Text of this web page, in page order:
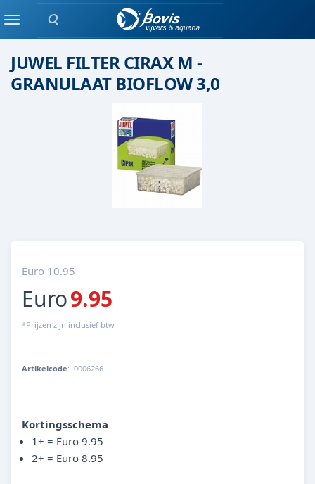
Zoeken
Menu
JUWEL FILTER CIRAX M -
GRANULAAT BIOFLOW 3,0
Euro 10.95
Euro9.95
*Prijzen zijn inclusief btw
Artikelcode: 0006266
Kortingsschema
1+ = Euro 9.95
2+ = Euro 8.95